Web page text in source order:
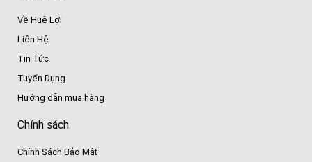
Về Huê Lợi
Liên Hệ
Tin Tức
Tuyển Dụng
Hướng dẫn mua hàng
Chính sách
Chính Sách Bảo Mật